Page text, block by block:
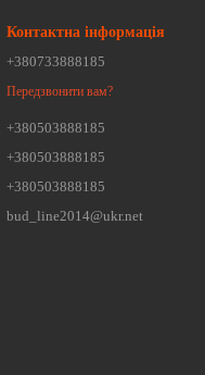
Контактна інформація
+380733888185
Передзвонити вам?
+380503888185
+380503888185
+380503888185
bud_line2014@ukr.net